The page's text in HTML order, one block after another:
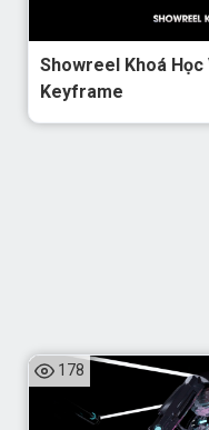
Showreel Khoá
Keyframe
178